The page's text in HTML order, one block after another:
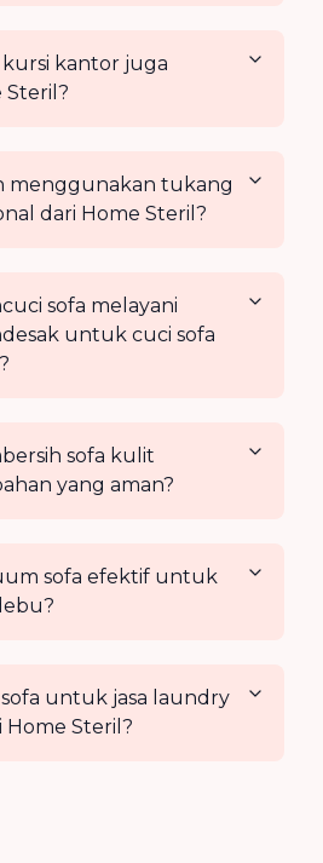
kursi kantor juga
Steril?
menggunakan tukang
dari Home Steril?
sofa melayani
untuk cuci sofa
sofa kulit
yang aman?
sofa efektif untuk
untuk jasa laundry
Home Steril?